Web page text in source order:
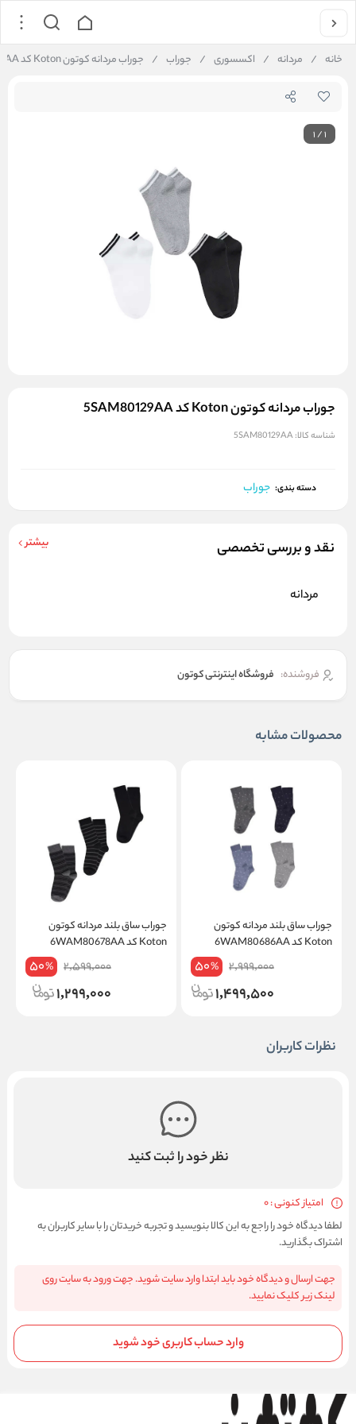
خانه / مردانه / اکسسوری / جوراب / جوراب مردانه کوتون Koton کد 5SAM80129AA
1/1
جوراب مردانه کوتون Koton کد 5SAM80129AA
شناسه کالا:5SAM80129AA
دسته بندی: جوراب
نقد و بررسی تخصصی بیشتر
مردانه
فروشنده: فروشگاه اینترنتی کوتون
محصولات مشابه
جوراب ساق بلند مردانه کوتون
Koton کد 6WAM80686AA
2,999,000
50%
1,499,500
جوراب ساق بلند مردانه کوتون
Koton کد 6WAM80678AA
2,599,000
50%
1,299,000
نظرات کاربران
نظر خود را ثبت کنید
امتیاز کنونی : 0
لطفا دیدگاه خود را راجع به این کالا بنویسید و تجربه خریدتان را با سایر کاربران به
اشتراک بگذارید.
جهت ارسال و دیدگاه خود باید ابتدا وارد سایت شوید. جهت ورود به سایت روی
لینک زیر کلیک نمایید.
وارد حساب کاربری خود شوید